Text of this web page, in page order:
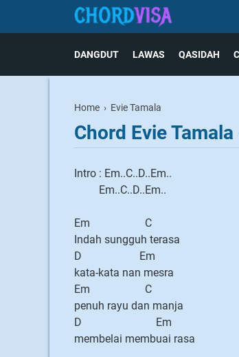
DANGDUT LAWAS QASIDAH
Home › Evie Tamala
Chord Evie
Intro : Em..C..D..Em..
Em..C..D..Em..
Em C
Indah sungguh terasa
D Em
kata-kata nan mesra
Em C
penuh rayu dan manja
D Em
membelai membuai rasa